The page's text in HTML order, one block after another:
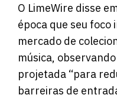
O LimeWire disse
época que seu foco
mercado de
música,
projetada “para
barreiras de